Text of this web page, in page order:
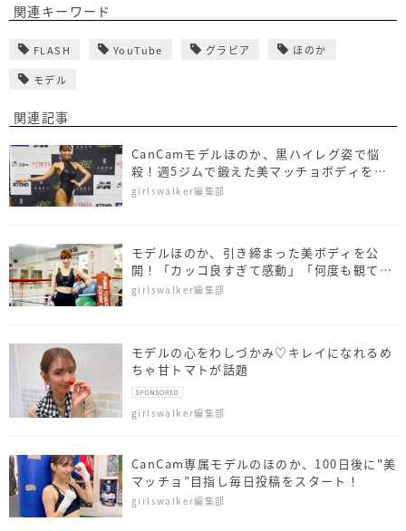
関連キーワード
FLASH YouTube グラビア ほのか
モデル
関連記事
CanCamモデルほのか、黒ハイレグ姿で悩
殺！週5ジムで鍛えた美マッチョボディを披
露
girlswalker編集部
モデルほのか、引き締まった美ボディを公
開！「カッコ良すぎて感動」「何度も観てし
まう」
girlswalker編集部
モデルの心をわしづかみ♡キレイになれるめ
ちゃ甘トマトが話題
girlswalker編集部
CanCam専属モデルのほのか、100日後に"美
マッチョ”目指し毎日投稿をスタート！
girlswalker編集部